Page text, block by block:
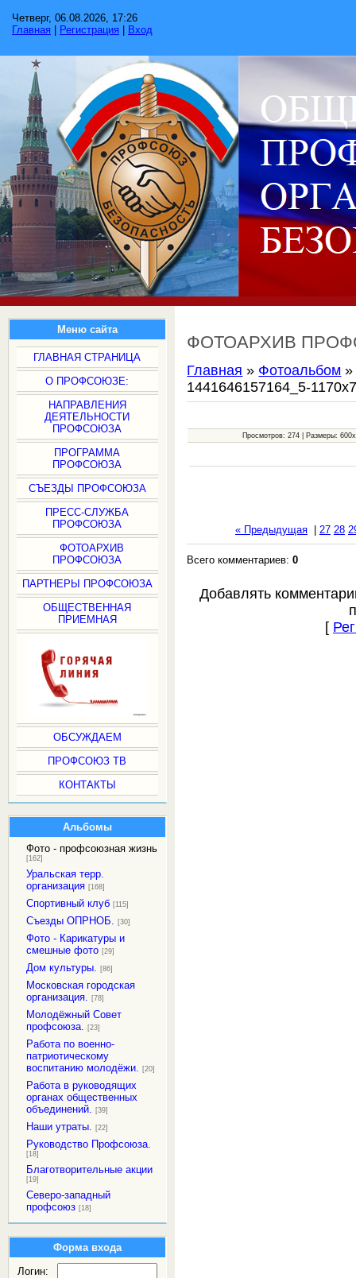
Четверг, 06.08.2026, 17:26
Главная
Регистрация Вход
Меню сайта
ГЛАВНАЯ СТРАНИЦА
О ПРОФСОЮЗЕ:
НАПРАВЛЕНИЯ
ДЕЯТЕЛЬНОСТИ
ПРОФСОЮЗА
ПРОГРАММА
ПРОФСОЮЗА
СЪЕЗДЫ ПРОФСОЮЗА
ПРЕСС-СЛУЖБА
ПРОФСОЮЗА
ФОТОАРХИВ
ПРОФСОЮЗА
ПАРТНЕРЫ ПРОФСОЮЗА
ОБЩЕСТВЕННАЯ
ПРИЕМНАЯ
ОБСУЖДАЕМ
ПРОФСОЮЗ ТВ
КОНТАКТЫ
Альбомы
Фото - профсоюзная жизнь
[162]
Уральская терр.
организация [168]
Спортивный клуб [115]
Съезды ОПРНОБ. [30]
Фото - Карикатуры и
смешные фото [29]
Дом культуры. [86]
Московская городская
организация. [78]
Молодёжный Совет
профсоюза. [23]
Работа по военно-
патриотическому
воспитанию молодёжи. [20]
Работа в руководящих
органах общественных
объединений. [39]
Наши утраты. [22]
Руководство Профсоюза.
[18]
Благотворительные акции
[19]
Северо-западный
профсоюз [18]
Форма входа
Логин:
ФОТОАРХИВ
Главная » Фотоальбом
1441646157164_5-
Просмотров: 274 | Размеры:
« Предыдущая| 27 28
Всего комментариев:0
Добавлять
[